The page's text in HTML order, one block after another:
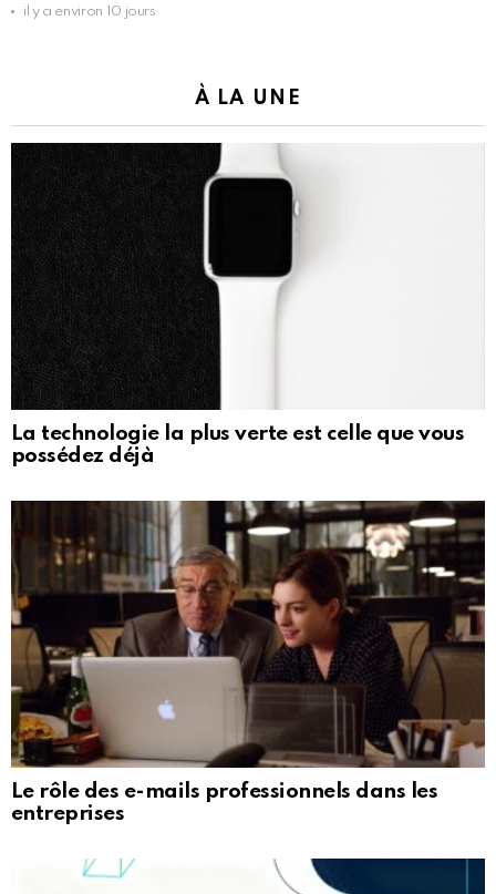
il y a environ 10 jours
À LA UNE
La technologie la plus verte est celle que vous
possédez déjà
Le rôle des e-mails professionnels dans les
entreprises